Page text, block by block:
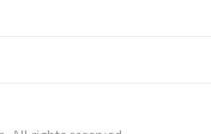
다리고 있다. 물 위에 우아하게 떠다
라앉지 않기 위해 치열하게 물장구